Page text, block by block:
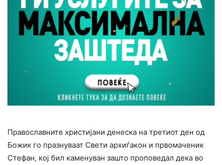
Православните христијани денеска на третиот ден од
Божик го празнуваат Свети архиѓакон и првомаченик
Стефан, кој бил каменуван зашто проповедал дека во